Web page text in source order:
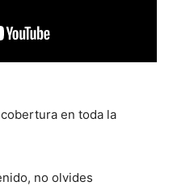
en toda la
no olvides